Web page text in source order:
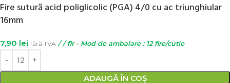
Fire sutură acid poliglicolic (PGA) 4/0 cu ac triunghiular
16mm
7,90 lei fără TVA / / fir - Mod de ambalare : 12 fire/cutie
ADAUGĂ ÎN COȘ